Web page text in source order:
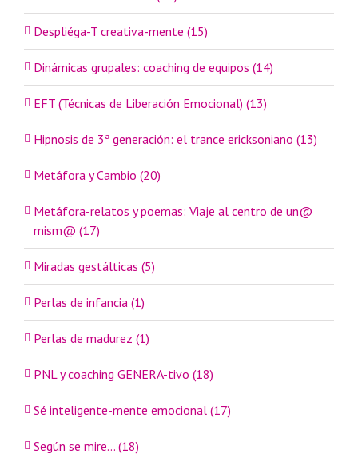
Despliéga-T creativa-mente (15)
Dinámicas grupales: coaching de equipos (14)
EFT (Técnicas de Liberación Emocional) (13)
Hipnosis de 3ª generación: el trance ericksoniano (13)
Metáfora y Cambio (20)
Metáfora-relatos y poemas: Viaje al centro de un@
mism@ (17)
Miradas gestálticas (5)
Perlas de infancia (1)
Perlas de madurez (1)
PNL y coaching GENERA-tivo (18)
Sé inteligente-mente emocional (17)
Según se mire… (18)